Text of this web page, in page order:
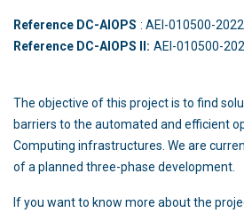
Reference DC-AIOPS : AEI-
Reference DC-AIOPS II: AEI-010500-
The objective of this project is to find
barriers to the automated and efficient
Computing infrastructures. We are
of a planned three-phase development.
If you want to know more about the